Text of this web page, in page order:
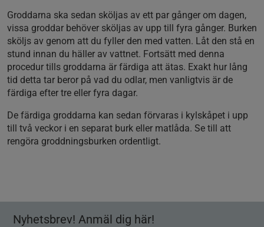
Groddarna ska sedan sköljas av ett par gånger om dagen,
vissa groddar behöver sköljas av upp till fyra gånger. Burken
sköljs av genom att du fyller den med vatten. Låt den stå en
stund innan du häller av vattnet. Fortsätt med denna
procedur tills groddarna är färdiga att ätas. Exakt hur lång
tid detta tar beror på vad du odlar, men vanligtvis är de
färdiga efter tre eller fyra dagar.
De färdiga groddarna kan sedan förvaras i kylskåpet i upp
till två veckor i en separat burk eller matlåda. Se till att
rengöra groddningsburken ordentligt.
Nyhetsbrev! Anmäl dig här!